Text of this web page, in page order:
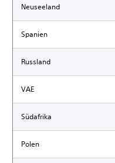
Neuseeland
Spanien
Russland
VAE
Südafrika
Polen